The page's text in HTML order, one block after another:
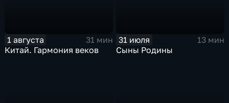
1 августа
31 мин
Китай. Гармония веков
31 июля
13 мин
Сыны Родины